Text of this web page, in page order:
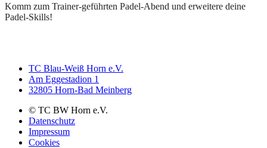
Komm zum Trainer-geführten Padel-Abend und erweitere deine
Padel-Skills!
TC Blau-Weiß Horn e.V.
Am Eggestadion 1
32805 Horn-Bad Meinberg
© TC BW Horn e.V.
Datenschutz
Impressum
Cookies